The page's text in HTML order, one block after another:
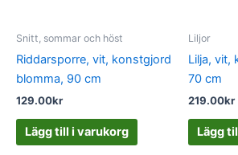
Snitt, sommar och höst
Riddarsporre, vit, konstgjord
blomma, 90 cm
129.00kr
Lägg till i varukorg
Liljor
Lilja, vit,
70 cm
219.00kr
Lägg